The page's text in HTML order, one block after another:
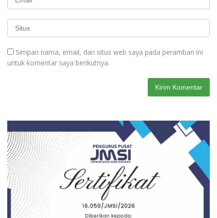
Simpan nama, email, dan situs web saya pada peramban ini
untuk komentar saya berikutnya.